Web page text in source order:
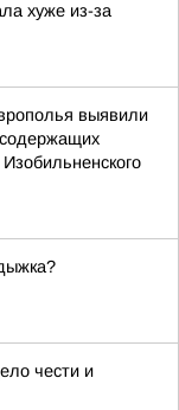
хуже из-за
выявили
чести и